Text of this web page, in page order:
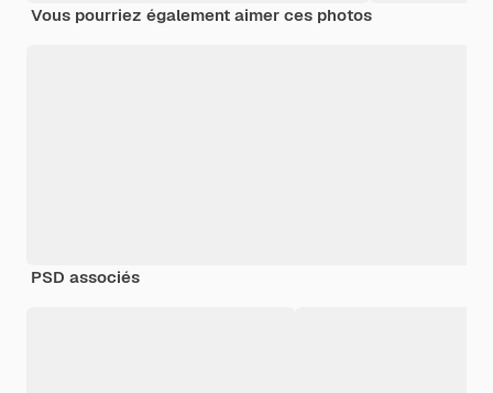
Vous pourriez également aimer ces photos
PSD associés